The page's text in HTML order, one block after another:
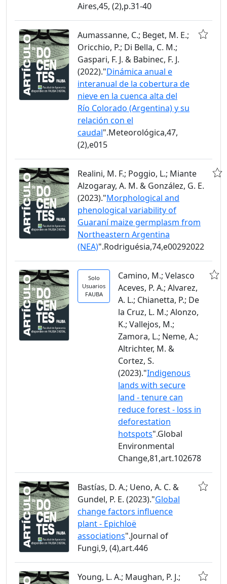
Aires,45, (2),p.31-40
Aumassanne, C.; Beget, M. E.;
Oricchio, P.; Di Bella, C. M.;
Gaspari, F. J. & Babinec, F. J.
(2022)."Dinámica anual e
interanual de la cobertura de
nieve en la cuenca alta del
Río Colorado (Argentina) y su
relación con el
caudal".Meteorológica,47,
(2),e015
Realini, M. F.; Poggio, L.; Miante
Alzogaray, A. M. & González, G. E.
(2023)."Morphological and
phenological variability of
Guaraní maize germplasm from
Northeastern Argentina
(NEA)".Rodriguésia,74,e00292022
Solo
Usuarios
FAUBA
Camino, M.; Velasco
Aceves, P. A.; Alvarez,
A. L.; Chianetta, P.; De
la Cruz, L. M.; Alonzo,
K.; Vallejos, M.;
Zamora, L.; Neme, A.;
Altrichter, M. &
Cortez, S.
(2023)."Indigenous
lands with secure
land - tenure can
reduce forest - loss in
deforestation
hotspots".Global
Environmental
Change,81,art.102678
Bastías, D. A.; Ueno, A. C. &
Gundel, P. E. (2023)."Global
change factors influence
plant - Epichloë
associations".Journal of
Fungi,9, (4),art.446
Young, L. A.; Maughan, P. J.;